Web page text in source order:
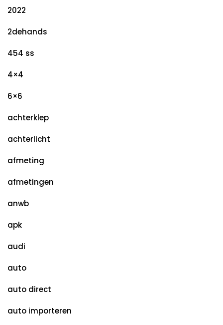
2022
2dehands
454 ss
4×4
6×6
achterklep
achterlicht
afmeting
afmetingen
anwb
apk
audi
auto
auto direct
auto importeren